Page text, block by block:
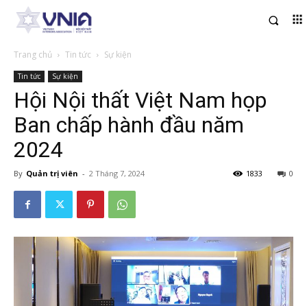
Trang chủ Tin tức Sự kiện
Tin tức Sự kiện
Hội Nội thất Việt Nam họp
Ban chấp hành đầu năm
2024
By Quản trị viên - 2 Tháng 7, 2024 0
1833